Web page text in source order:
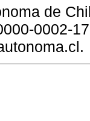
de
0002-